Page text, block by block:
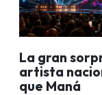
La gran
artista
que Maná